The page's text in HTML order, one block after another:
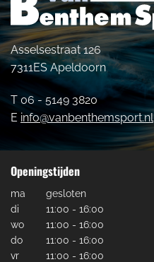
Asselsestraat 126
7311ES Apeldoorn
T 06 - 5149 3820
E info@vanbenthemsport.nl
Openingstijden
ma
gesloten
di
11:00 - 16:00
wo
11:00 - 16:00
do
11:00 - 16:00
vr
11:00 - 16:00